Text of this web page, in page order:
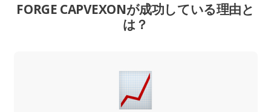
FORGE CAPVEXONが成功している理由と
は？